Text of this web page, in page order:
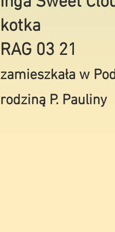
kotka
RAG 03 21
zamieszkała w
rodziną P. Pauliny